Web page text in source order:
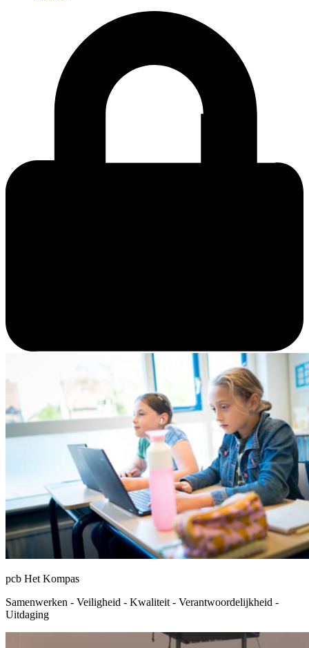
pcb Het Kompas
Samenwerken - Veiligheid - Kwaliteit - Verantwoordelijkheid -
Uitdaging